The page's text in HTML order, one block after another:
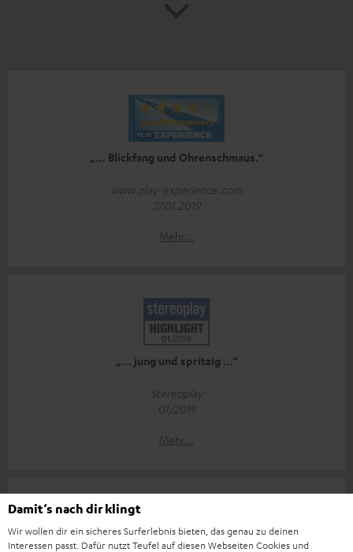
„… Blickfang und Ohrenschmaus.“
www.play-experience.com
27.01.2019
Mehr...
„… jung und spritzig …“
Stereoplay
01/2019
Mehr...
Damit‘s nach dir klingt
Wir wollen dir ein sicheres Surferlebnis bieten, das genau zu deinen
Interessen passt. Dafür nutzt Teufel auf diesen Webseiten Cookies und